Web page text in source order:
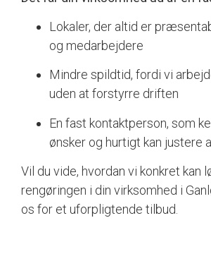
Lokaler, der altid er
og medarbejdere
Mindre spildtid, fordi vi
uden at forstyrre driften
En fast kontaktperson, som
ønsker og hurtigt kan justere
Vil du vide, hvordan vi konkret kan
rengøringen i din virksomhed i
os for et uforpligtende tilbud.